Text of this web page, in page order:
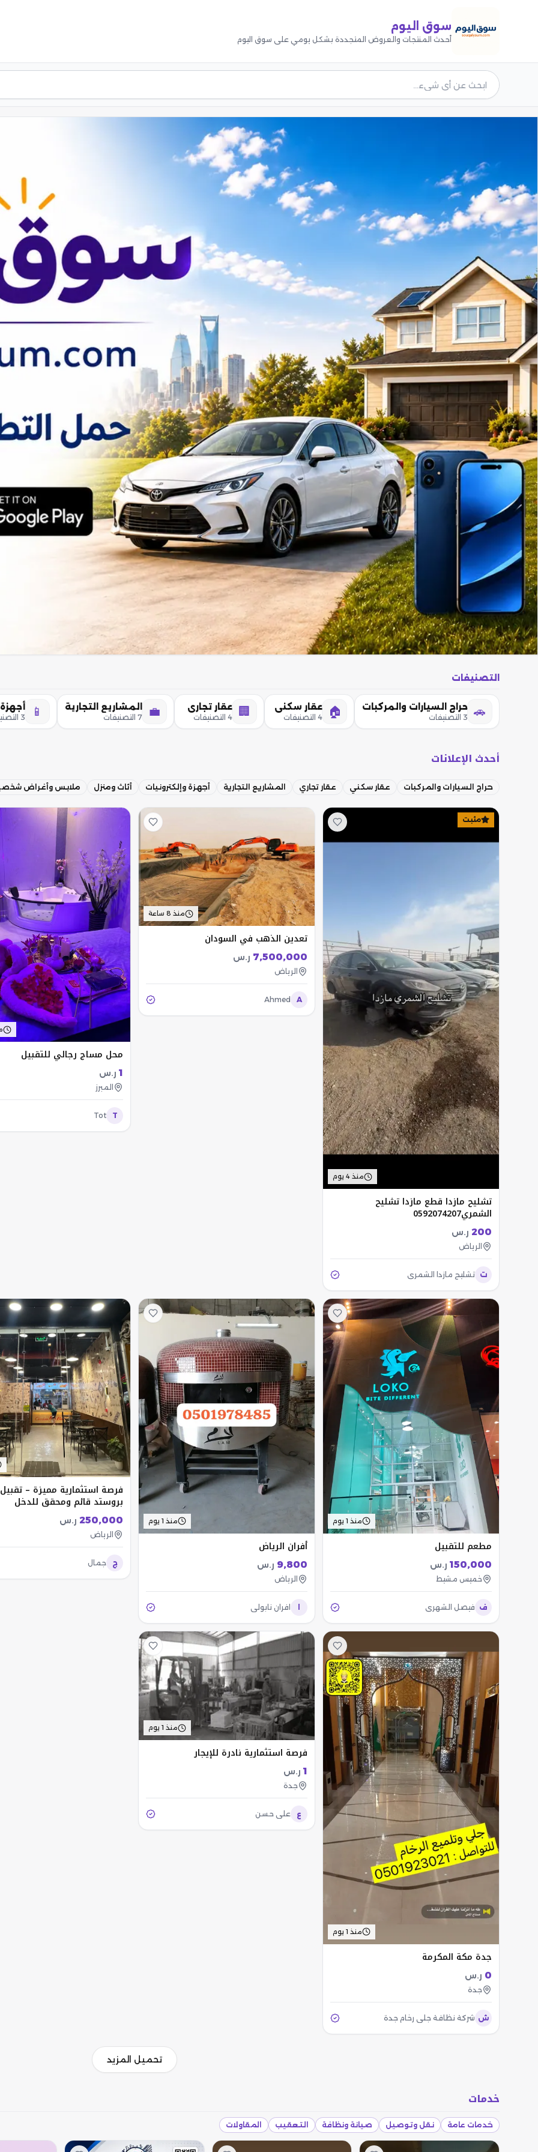
سوق اليوم
أحدث المنتجات والعروض المتجددة بشكل يومي على سوق اليوم
التصنيفات
🚗 حراج السيارات والمركبات
3 التصنيفات 🏠 عقار سكني
4 التصنيفات 🏢 عقار تجاري
4 التصنيفات 💼 المشاريع التجارية
7 التصنيفات 📱 3 التصنيفات
أحدث الإعلانات
حراج السيارات والمركبات عقار سكني عقار تجاري المشاريع التجارية أجهزة وإلكترونيات أثاث ومنزل ملابس وأغراض
مثبت
منذ 4 يوم
تشليح مازدا قطع مازدا تشليح
الشمري0592074207
200 ر.س
الرياض
ت تشليح مازدا الشمري
منذ 8 ساعة
تعدين الذهب في السودان
7,500,000 ر.س
الرياض
A
Ahmed
محل مساج رجالي للتقبيل
1 ر.س
المبرز
T
Tot
منذ 1 يوم
مطعم للتقبيل
150,000 ر.س
خميس مشيط
ف فيصل الشهري
منذ 1 يوم
أفران الرياض
9,800 ر.س
الرياض
افران نابولي
فرصة استثمارية مميزة –
بروستد قائم ومحقق للدخل
250,000 ر.س
الرياض
ج جمال
منذ 1 يوم
جدة مكة المكرمة
0 ر.س
جدة
ش شركة نظافة جلي رخام جدة
منذ 1 يوم
فرصة استثمارية نادرة للإيجار
1 ر.س
جدة
ع علي حسن
تحميل المزيد
خدمات
خدمات عامة نقل وتوصيل صيانة ونظافة التعقيب المقاولات